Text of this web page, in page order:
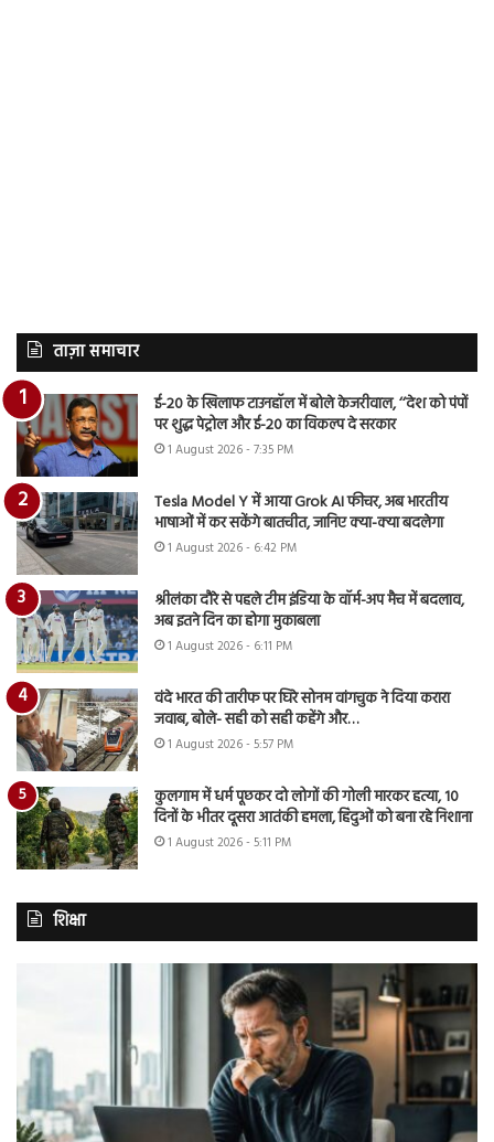
ताज़ा समाचार
ई-20 के खिलाफ टाउनहॉल में बोले केजरीवाल, ‘‘देश को पंपों
पर शुद्ध पेट्रोल और ई-20 का विकल्प दे सरकार
1 August 2026 - 7:35 PM
Tesla Model Y में आया Grok AI फीचर, अब भारतीय
भाषाओं में कर सकेंगे बातचीत, जानिए क्या-क्या बदलेगा
1 August 2026 - 6:42 PM
श्रीलंका दौरे से पहले टीम इंडिया के वॉर्म-अप मैच में बदलाव,
अब इतने दिन का होगा मुकाबला
1 August 2026 - 6:11 PM
वंदे भारत की तारीफ पर घिरे सोनम वांगचुक ने दिया करारा
जवाब, बोले- सही को सही कहेंगे और…
1 August 2026 - 5:57 PM
कुलगाम में धर्म पूछकर दो लोगों की गोली मारकर हत्या, 10
दिनों के भीतर दूसरा आतंकी हमला, हिंदुओं को बना रहे निशाना
1 August 2026 - 5:11 PM
शिक्षा